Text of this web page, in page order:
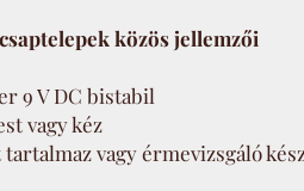
közös jellemzői
9 V DC bistabil
vagy kéz
vagy érmevizsgáló